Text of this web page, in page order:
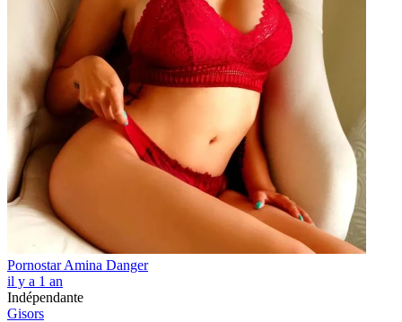
Pornostar Amina Danger
il y a 1 an
Indépendante
Gisors